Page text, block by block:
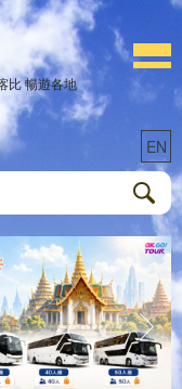
比 暢遊各地
EN